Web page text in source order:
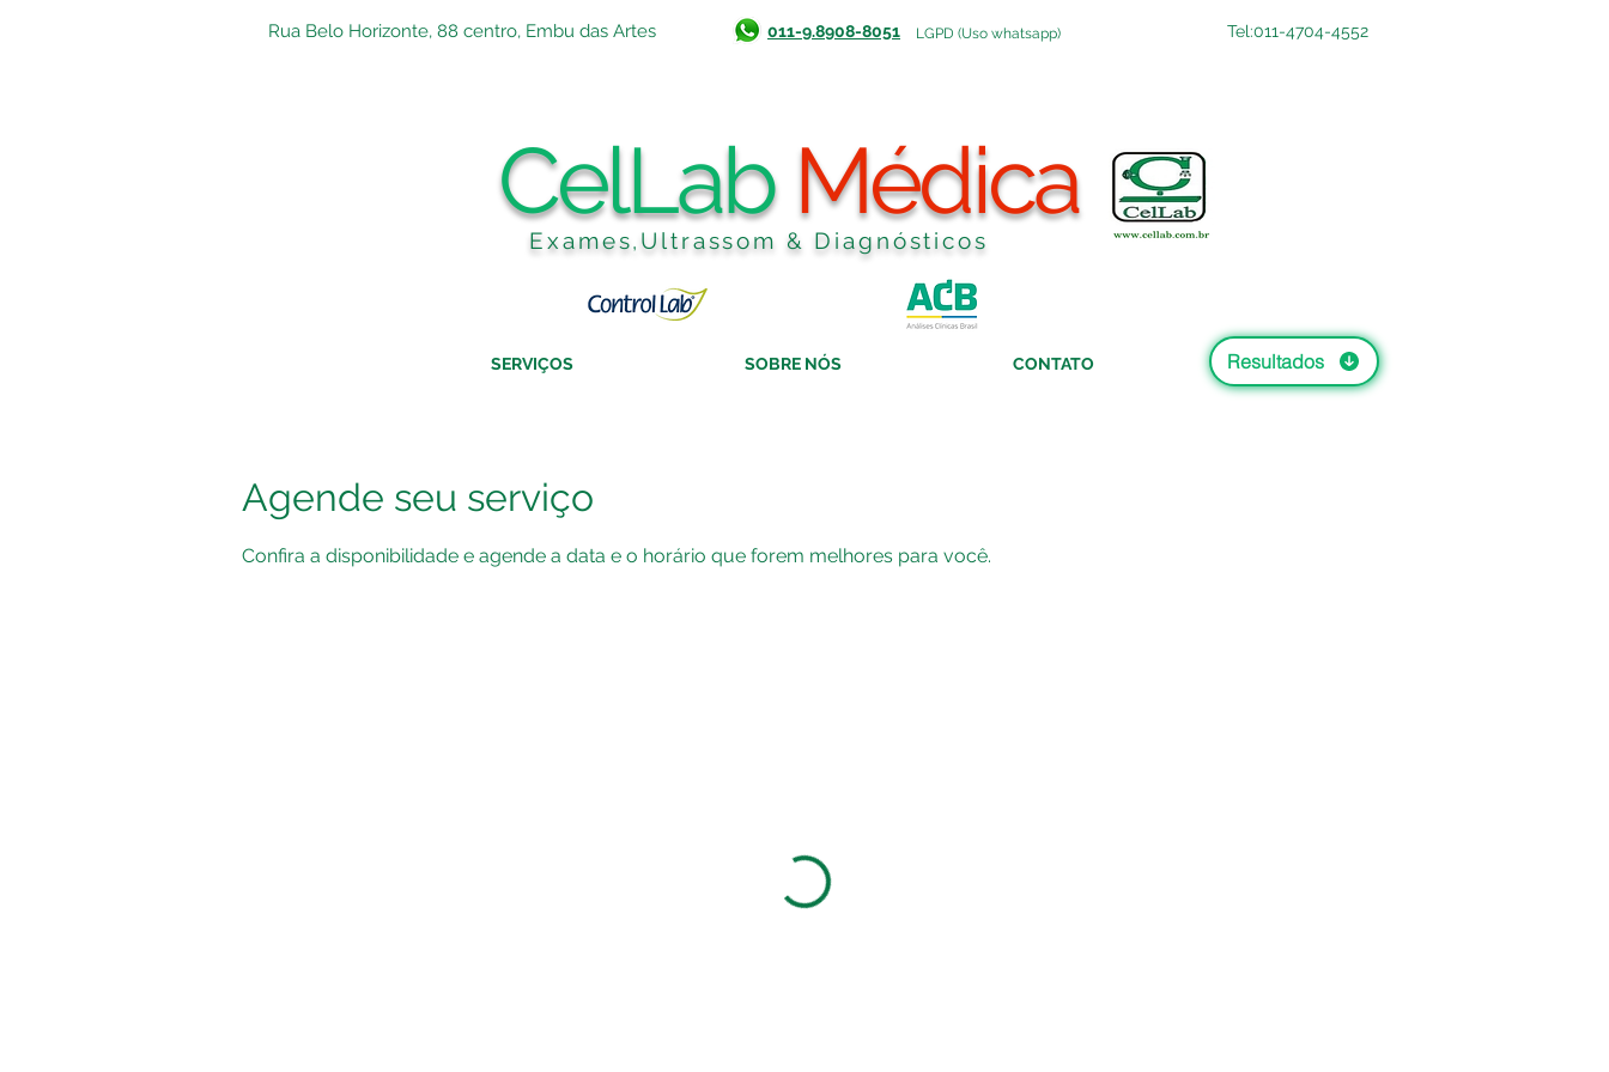
Rua Belo Horizonte, 88 centro, Embu das Artes 011-9.8908-8051 LGPD (Uso whatsapp) Tel:011-4704-4552
CelLab Médica
Exames,Ultrassom & Diagnósticos
SERVIÇOS SOBRE NÓS CONTATO Resultados
Agende seu serviço
Confira a disponibilidade e agende a data e o horário que forem melhores para você.